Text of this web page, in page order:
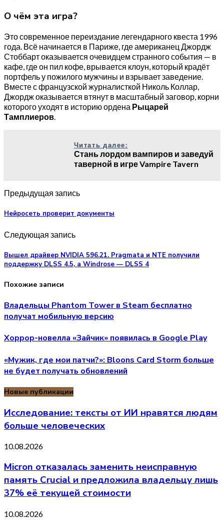
О чём эта игра?
Это современное переиздание легендарного квеста 1996
года. Всё начинается в Париже, где американец Джордж
Стоббарт оказывается очевидцем странного события — в
кафе, где он пил кофе, врывается клоун, который крадёт
портфель у пожилого мужчины и взрывает заведение.
Вместе с французской журналисткой Николь Коллар,
Джордж оказывается втянут в масштабный заговор, корни
которого уходят в историю ордена Рыцарей
Тамплиеров.
Читать далее:
Стань лордом вампиров и заведуй
таверной в игре Vampire Tavern
Предыдущая запись
Нейросеть проверит документы
Следующая запись
Вышел драйвер NVIDIA 596.21. Pragmata и NTE получили
поддержку DLSS 4.5, а Windrose — DLSS 4
Похожие записи
Владельцы Phantom Tower в Steam бесплатно
получат мобильную версию
Хоррор-новелла «Зайчик» появилась в Google Play
«Мужик, где мои патчи?»: Bloons Card Storm больше
не будет получать обновлений
Новые публикации
Исследование: тексты от ИИ нравятся людям
больше человеческих
10.08.2026
Micron отказалась заменить неисправную
память Crucial и предложила владельцу лишь
37% её текущей стоимости
10.08.2026